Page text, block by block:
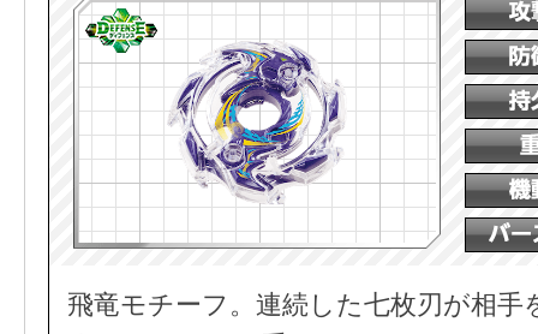
飛竜モチーフ。連続した七枚刃が相手